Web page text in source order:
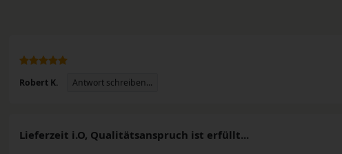
Robert K. Antwort schreiben...
Lieferzeit i.O, Qualitätsanspruch ist erfüllt...